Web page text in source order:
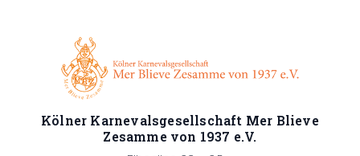
Kölner Karnevalsgesellschaft Mer Blieve
Zesamme von 1937 e.V.